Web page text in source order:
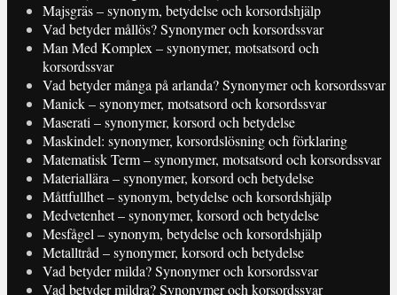
Majsgräs – synonym, betydelse och korsordshjälp
Vad betyder mållös? Synonymer och korsordssvar
Man Med Komplex – synonymer, motsatsord och
korsordssvar
Vad betyder många på arlanda? Synonymer och korsordssvar
Manick – synonymer, motsatsord och korsordssvar
Maserati – synonymer, korsord och betydelse
Maskindel: synonymer, korsordslösning och förklaring
Matematisk Term – synonymer, motsatsord och korsordssvar
Materiallära – synonymer, korsord och betydelse
Måttfullhet – synonym, betydelse och korsordshjälp
Medvetenhet – synonymer, korsord och betydelse
Mesfågel – synonym, betydelse och korsordshjälp
Metalltråd – synonymer, korsord och betydelse
Vad betyder milda? Synonymer och korsordssvar
Vad betyder mildra? Synonymer och korsordssvar